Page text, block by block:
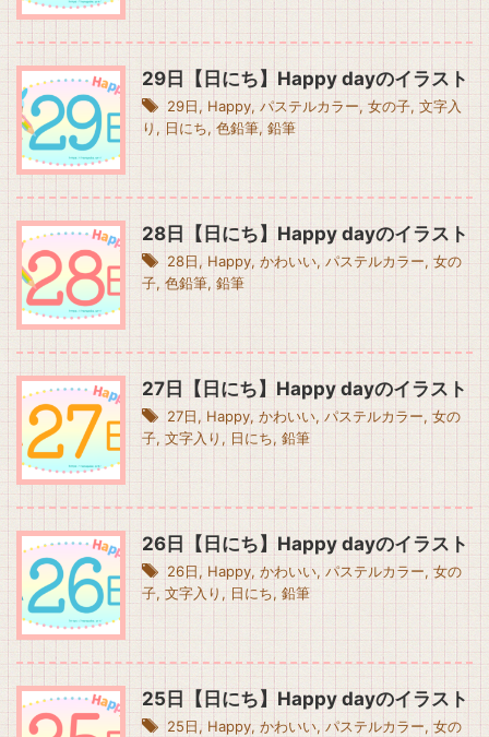
29日【日にち】Happy dayのイラスト
29日, Happy, パステルカラー, 女の子, 文字入
り , 日にち, 色鉛筆, 鉛筆
28日【日にち】Happy dayのイラスト
28日, Happy, かわいい, パステルカラー, 女の
子, 色鉛筆, 鉛筆
27日【日にち】Happy dayのイラスト
27日, Happy, かわいい, パステルカラー, 女の
子, 文字入り , 日にち, 鉛筆
26日【日にち】Happy dayのイラスト
26日, Happy, かわいい, パステルカラー,女の
子, 文字入り , 日にち, 鉛筆
25日【日にち】Happy dayのイラスト
25日, Happy, かわいい, パステルカラー, 女の